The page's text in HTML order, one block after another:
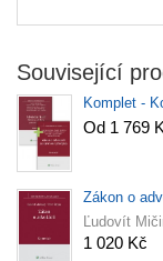
Související
Komplet -
Od 1 769
Zákon o
Ľudovít
1 020 Kč